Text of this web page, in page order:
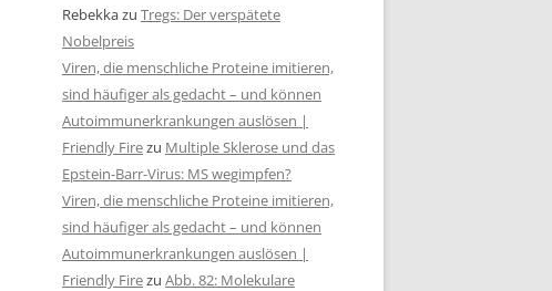
Rebekkazu Tregs: Der verspätete
Nobelpreis
Viren, die menschliche Proteine imitieren,
sind häufiger als gedacht – und können
Autoimmunerkrankungen auslösen |
Friendly Firezu Multiple Sklerose und das
Epstein-Barr-Virus: MS wegimpfen?
Viren, die menschliche Proteine imitieren,
sind häufiger als gedacht – und können
Autoimmunerkrankungen auslösen |
Friendly Firezu Abb. 82: Molekulare